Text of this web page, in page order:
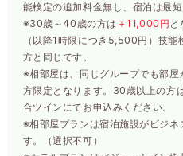
能検定の追加料金無し、宿泊は最
※30歳～40歳の方は ＋11,000円 と
（以降1時限につき5,500円）技
方と同じです。
※相部屋は、同じグループでも部
方限定となります。30歳以上の方
合ツインにてお申込みください。
※相部屋プランは宿泊施設がビジネ
す。（選択不可）